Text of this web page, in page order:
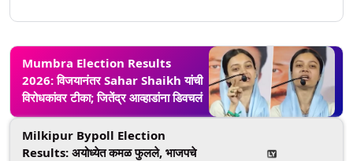
Mumbra Election Results
2026: विजयानंतर Sahar Shaikh यांची
विरोधकांवर टीका; जितेंद्र आव्हाडांना डिवचलं
Milkipur Bypoll Election
Results: अयोध्येत कमळ फुलले, भाजपचे